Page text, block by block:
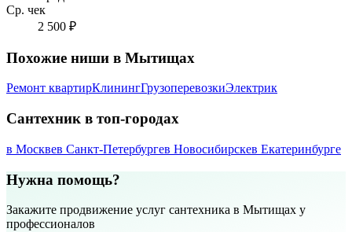
Ср. чек
2 500 ₽
Похожие ниши в Мытищах
Ремонт квартирКлинингГрузоперевозкиЭлектрик
Сантехник в топ-городах
в Москвев Санкт-Петербургев Новосибирскев Екатеринбурге
Нужна помощь?
Закажите продвижение услуг сантехника в Мытищах у
профессионалов